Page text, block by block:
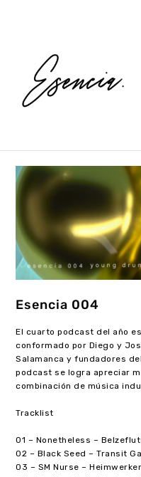
Esencia 004
El cuarto podcast del año
conformado por Diego y
Salamanca y fundadores
podcast se logra apreciar
combinación de música
Tracklist
01 – Nonetheless –
02 – Black Seed – Transit
03 – SM Nurse –